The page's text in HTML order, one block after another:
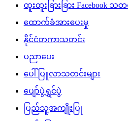
ထူးထူးခြားခြား Facebook သတ
ထောက်ခံအားပေးမှု
နိုင်ငံတကာသတင်း
ပညာပေး
ပေါ်ပြူလာသတင်းများ
ပျော်ပွဲရွှင်ပွဲ
ပြည်သူ့အကျိုးပြု